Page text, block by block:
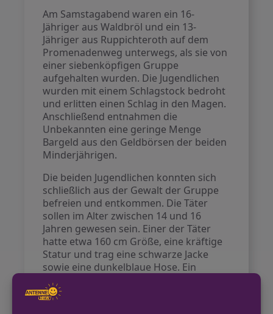
Am Samstagabend waren ein 16-
Jähriger aus Waldbröl und ein 13-
Jähriger aus Ruppichteroth auf dem
Promenadenweg unterwegs, als sie von
einer siebenköpfigen Gruppe
aufgehalten wurden. Die Jugendlichen
wurden mit einem Schlagstock bedroht
und erlitten einen Schlag in den Magen.
Anschließend entnahmen die
Unbekannten eine geringe Menge
Bargeld aus den Geldbörsen der beiden
Minderjährigen.
Die beiden Jugendlichen konnten sich
schließlich aus der Gewalt der Gruppe
befreien und entkommen. Die Täter
sollen im Alter zwischen 14 und 16
Jahren gewesen sein. Einer der Täter
hatte etwa 160 cm Größe, eine kräftige
Statur und trag eine schwarze Jacke
sowie eine dunkelblaue Hose. Ein
weiterer Haupttäter war ca. 165 cm
groß, schlank und hatte lockige Haare.